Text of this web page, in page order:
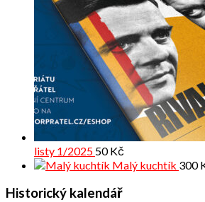
listy 1/2025 50Kč
Malý kuchtík 300
Historický kalendář